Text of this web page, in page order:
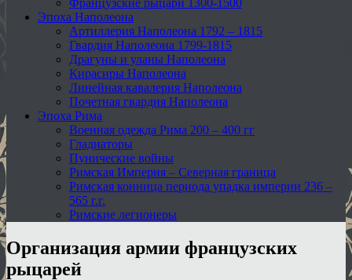
Французские рыцари 1300-1500
Эпоха Наполеона
Артиллерия Наполеона 1792 – 1815
Гвардия Наполеона 1799-1815
Драгуны и уланы Наполеона
Кирасиры Наполеона
Линейная кавалерия Наполеона
Почетная гвардия Наполеона
Эпоха Рима
Военная одежда Рима 200 – 400 гг
Гладиаторы
Пунические войны
Римская Империя – Северная граница
Римская конница периода упадка империи 236 –
565 г.г.
Римские легионеры
Организация армии французских
рыцарей